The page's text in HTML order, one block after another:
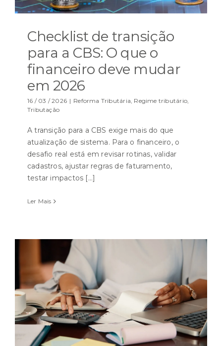
Checklist de transição
para a CBS: O que o
financeiro deve mudar
em 2026
16 / 03 / 2026 | Reforma Tributária, Regime tributário,
Tributação
A transição para a CBS exige mais do que
atualização de sistema. Para o financeiro, o
desafio real está em revisar rotinas, validar
cadastros, ajustar regras de faturamento,
testar impactos [...]
Ler Mais